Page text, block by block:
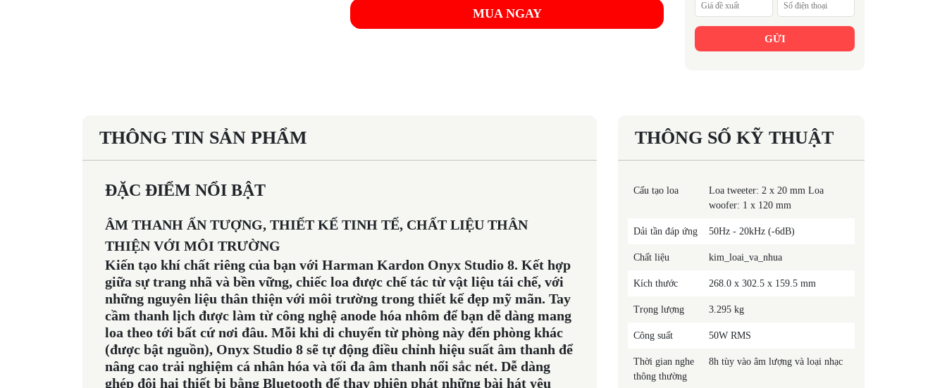
MUA NGAY
GỬI
THÔNG TIN SẢN PHẨM
ĐẶC ĐIỂM NỔI BẬT
ÂM THANH ẤN TƯỢNG, THIẾT KẾ TINH TẾ, CHẤT LIỆU THÂN
THIỆN VỚI MÔI TRƯỜNG
Kiến tạo khí chất riêng của bạn với Harman Kardon Onyx Studio 8. Kết hợp
giữa sự trang nhã và bền vững, chiếc loa được chế tác từ vật liệu tái chế, với
những nguyên liệu thân thiện với môi trường trong thiết kế đẹp mỹ mãn. Tay
cầm thanh lịch được làm từ công nghệ anode hóa nhôm để bạn dễ dàng mang
loa theo tới bất cứ nơi đâu. Mỗi khi di chuyển từ phòng này đến phòng khác
(được bật nguồn), Onyx Studio 8 sẽ tự động điều chỉnh hiệu suất âm thanh để
nâng cao trải nghiệm cá nhân hóa và tối đa âm thanh nổi sắc nét. Dễ dàng
ghép đôi hai thiết bị bằng Bluetooth để thay phiên phát những bài hát yêu
THÔNG SỐ KỸ THUẬT
Cấu tạo loa
Loa tweeter: 2 x 20 mm Loa
woofer: 1 x 120 mm
Dải tần đáp ứng 50Hz - 20kHz (-6dB)
Chất liệu kim_loai_va_nhua
Kích thước 268.0 x 302.5 x 159.5 mm
Trọng lượng 3.295 kg
Công suất 50W RMS
Thời gian nghe
thông thường
8h tùy vào âm lượng và loại nhạc